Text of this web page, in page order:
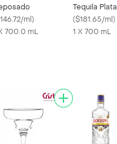
ml)
700.0 mL
Tequila Plata
($181.65/ml)
1 X 700 mL